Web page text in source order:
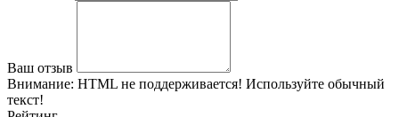
Ваш отзыв
Внимание: HTML не поддерживается! Используйте обычный
текст!